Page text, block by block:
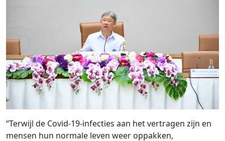
“Terwijl de Covid-19-infecties aan het vertragen zijn en
mensen hun normale leven weer oppakken,